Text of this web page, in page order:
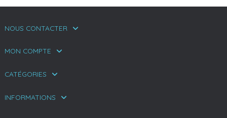
NOUS CONTACTER
MON COMPTE
CATÉGORIES
INFORMATIONS